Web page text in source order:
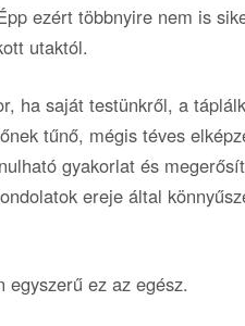
ezért többnyire nem is
utaktól.
ha saját testünkről, a
tűnő, mégis téves
gyakorlat és
ereje által
ez az egész.